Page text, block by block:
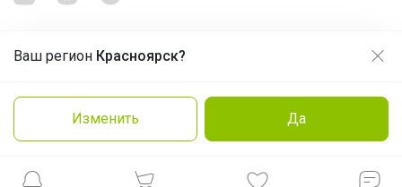
Ваш регион Красноярск?
Изменить Да
Политика конфиденциальности
Cоглашение пользователя
Продолжая использовать этот сайт и нажимая кнопку
Принять